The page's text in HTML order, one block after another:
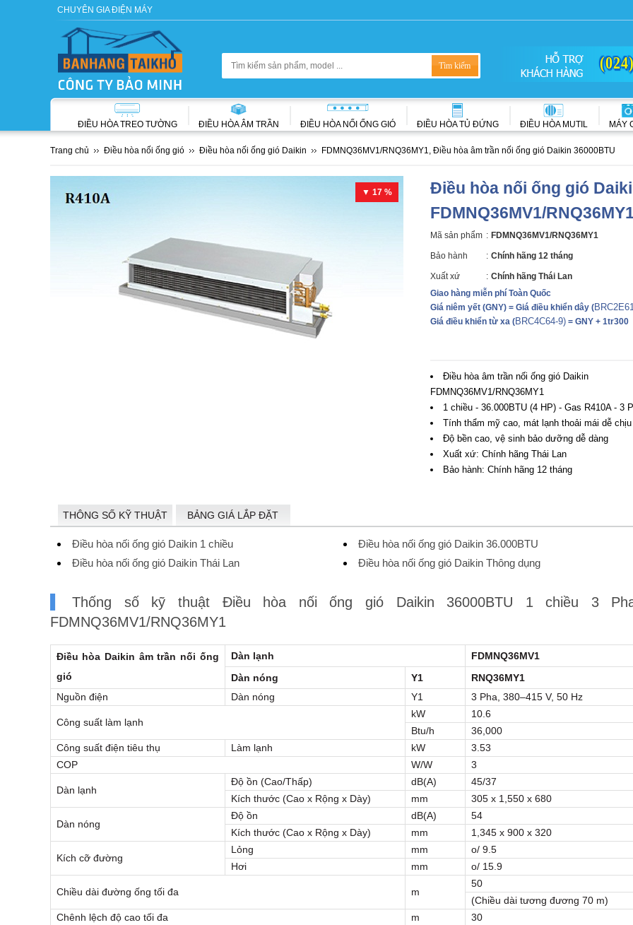
CHUYÊN GIA ĐIỆN MÁY
ĐIỀU HÒA TREO TƯỜNG ĐIỀU HÒA ÂM TRẦN ĐIỀU HÒA NỐI ỐNG GIÓ ĐIỀU HÒA TỦ ĐỨNG ĐIỀU HÒA MUTIL MÁY
Trang chủ Điều hòa nối ống gió Điều hòa nối ống gió Daikin FDMNQ36MV1/RNQ36MY1, Điều hòa âm trần nối ống gió Daikin 36000BTU
▼ 17 %
Điều hòa nối ống gió
FDMNQ36MV1/
Mã sản phẩm : FDMNQ36MV1/RNQ36MY1
Bảo hành : Chính hãng 12 tháng
Xuất xứ : Chính hãng Thái Lan
Giao hàng miễn phí Toàn Quốc
Giá niêm yết (GNY) = Giá điều khiển dây (
Giá điều khiển từ xa (BRC4C64-9)= GNY + 1tr300
Điều hòa âm trần nối ống gió Daikin
FDMNQ36MV1/RNQ36MY1
1 chiều - 36.000BTU (4 HP) - Gas R410A - 3
Tính thẩm mỹ cao, mát lạnh thoải mái dễ chịu
Độ bền cao, vệ sinh bảo dưỡng dễ dàng
Xuất xứ: Chính hãng Thái Lan
Bảo hành: Chính hãng 12 tháng
THÔNG SỐ KỸ THUẬT BẢNG GIÁ LẮP ĐẶT
Điều hòa nối ống gió Daikin 1 chiều
Điều hòa nối ống gió Daikin 36.000BTU
Điều hòa nối ống gió Daikin Thái Lan
Điều hòa nối ống gió Daikin Thông dụng
Thống số kỹ thuật Điều hòa nối ống gió Daikin 36000BTU 1 chiều 3
FDMNQ36MV1/RNQ36MY1
Điều hòa Daikin âm trần nối ống
gió
Dàn lạnh
FDMNQ36MV1
Dàn nóng
Y1
RNQ36MY1
Nguồn điện
Dàn nóng Y1 3 Pha, 380–415 V, 50 Hz
Công suất làm lạnh
kW
10.6
Btu/h
36,000
Công suất điện tiêu thụ
Làm lạnh kW
3.53
COP
W/W 3
Dàn lạnh
Độ ồn (Cao/Thấp) dB(A)
45/37
Kích thước (Cao x Rộng x Dày)
mm 305 x 1,550 x 680
Dàn nóng
Độ ồn dB(A)
54
Kích thước (Cao x Rộng x Dày)
mm 1,345 x 900 x 320
Kích cỡ đường
Lỏng mm
o/ 9.5
Hơi
mm o/ 15.9
Chiều dài đường ống tối đa m
50
(Chiều dài tương đương 70 m)
Chênh lệch độ cao tối đa
m 30